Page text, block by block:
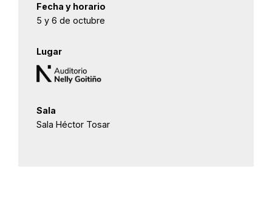
Fecha y horario
5 y 6 de octubre
Lugar
Sala
Sala Héctor Tosar